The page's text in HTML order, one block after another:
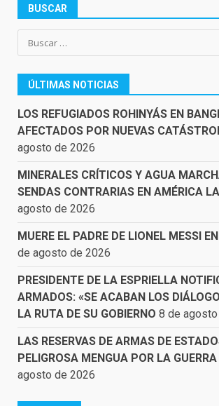
BUSCAR
Buscar:
ÚLTIMAS NOTICIAS
LOS REFUGIADOS ROHINYÁS EN
AFECTADOS POR NUEVAS
agosto de 2026
MINERALES CRÍTICOS Y AGUA
SENDAS CONTRARIAS EN AMÉRICA
agosto de 2026
MUERE EL PADRE DE LIONEL MESSI
de agosto de 2026
PRESIDENTE DE LA ESPRIELLA
ARMADOS: «SE ACABAN LOS
LA RUTA DE SU GOBIERNO 8 de
LAS RESERVAS DE ARMAS DE
PELIGROSA MENGUA POR LA
agosto de 2026